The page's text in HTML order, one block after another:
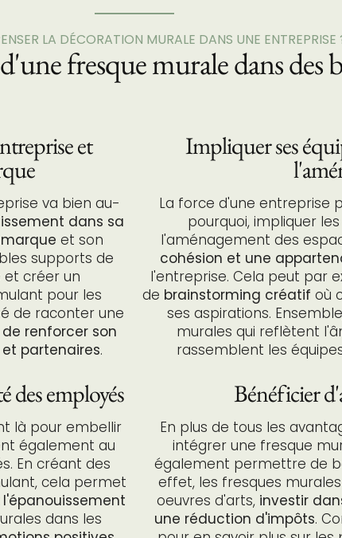
LA DÉCORATION MURALE DANS UNE ENTREPRISE
fresque murale dans des
et
va bien au-
dans sa
et son
supports de
créer un
pour les
de raconter une
renforcer son
partenaires.
des employés
là pour embellir
également au
En créant des
cela permet
dans les
Impliquer ses
La force d'une entreprise
pourquoi, impliquer
l'aménagement des
cohésion et une
l'entreprise. Cela peut par
de brainstorming créatif où
ses aspirations.
murales qui reflètent
rassemblent les
Bénéficier
En plus de tous les
intégrer une fresque
également permettre de
effet, les fresques
oeuvres d'arts, investir
une réduction d'impôts.